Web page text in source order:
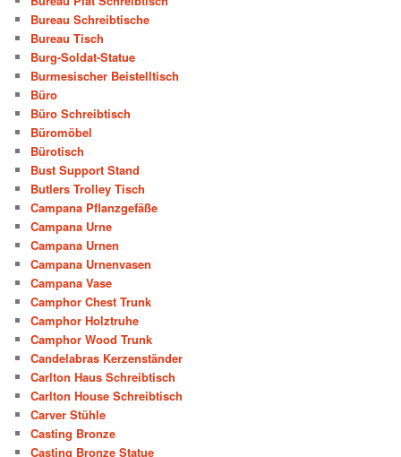
Bureau Schreibtische
Bureau Tisch
Burg-Soldat-Statue
Burmesischer Beistelltisch
Büro
Büro Schreibtisch
Büromöbel
Bürotisch
Bust Support Stand
Butlers Trolley Tisch
Campana Pflanzgefäße
Campana Urne
Campana Urnen
Campana Urnenvasen
Campana Vase
Camphor Chest Trunk
Camphor Holztruhe
Camphor Wood Trunk
Candelabras Kerzenständer
Carlton Haus Schreibtisch
Carlton House Schreibtisch
Carver Stühle
Casting Bronze
Casting Bronze Statue